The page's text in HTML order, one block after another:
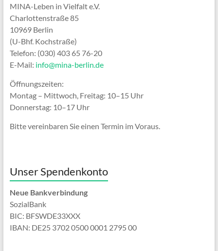
MINA-Leben in Vielfalt e.V.
Charlottenstraße 85
10969 Berlin
(U-Bhf. Kochstraße)
Telefon: (030) 403 65 76-20
E-Mail: info@mina-berlin.de
Öffnungszeiten:
Montag – Mittwoch, Freitag: 10–15 Uhr
Donnerstag: 10–17 Uhr
Bitte vereinbaren Sie einen Termin im Voraus.
Unser Spendenkonto
Neue Bankverbindung
SozialBank
BIC: BFSWDE33XXX
IBAN: DE25 3702 0500 0001 2795 00